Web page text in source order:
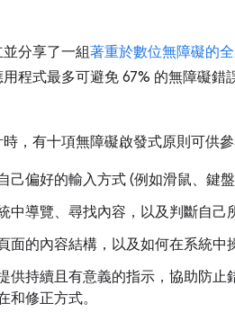
分享了一組著重於數位無障礙的
程式最多可避免 67% 的無障礙錯
，有十項無障礙啟發式原則可供參
己偏好的輸入方式 (例如滑鼠、鍵
中導覽、尋找內容，以及判斷自己
面的內容結構，以及如何在系統中
供持續且有意義的指示，協助防止
修正方式。